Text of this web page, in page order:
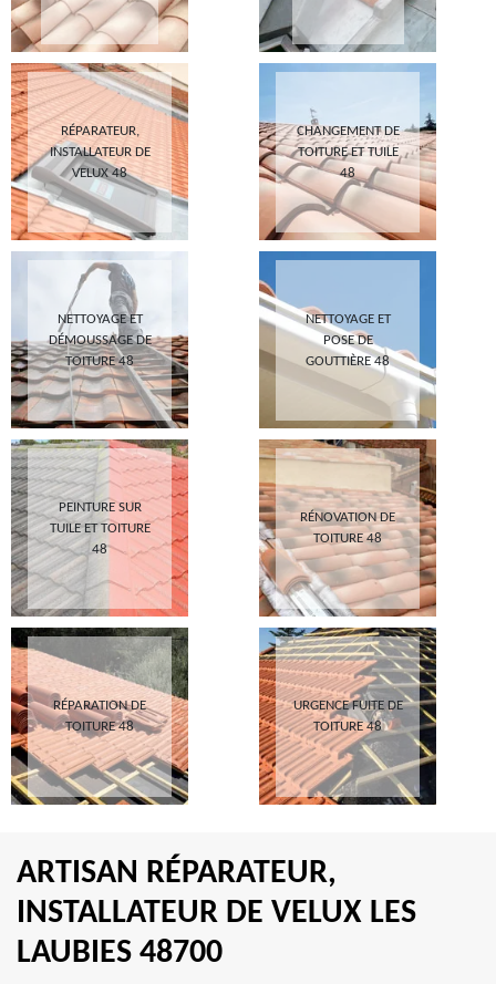
RÉPARATEUR,
INSTALLATEUR DE
VELUX 48
CHANGEMENT DE
TOITURE ET TUILE
48
NETTOYAGE ET
DÉMOUSSAGE DE
TOITURE 48
NETTOYAGE ET
POSE DE
GOUTTIÈRE 48
PEINTURE SUR
TUILE ET TOITURE
48
RÉNOVATION DE
TOITURE 48
RÉPARATION DE
TOITURE 48
URGENCE FUITE DE
TOITURE 48
ARTISAN RÉPARATEUR,
INSTALLATEUR DE VELUX LES
LAUBIES 48700